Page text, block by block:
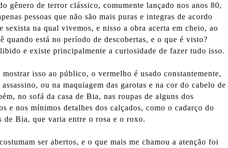
gênero de terror clássico, comumente lançado nos anos 80,
pessoas que não são mais puras e integras de acordo
sexista na qual vivemos, e nisso a obra acerta em cheio, ao
quando está no período de descobertas, e o que é visto?
e existe principalmente a curiosidade de fazer tudo isso.
mostrar isso ao público, o vermelho é usado constantemente,
ou na maquiagem das garotas e na cor do cabelo de
no sofá da casa de Bia, nas roupas de alguns dos
e nos mínimos detalhes dos calçados, como o cadarço do
de Bia, que varia entre o rosa e o roxo.
ser abertos, e o que mais me chamou a atenção foi